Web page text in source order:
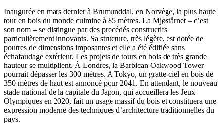
Inaugurée en mars dernier à Brumunddal, en Norvège, la plus haute
tour en bois du monde culmine à 85 mètres. La Mjøstårnet – c’est
son nom – se distingue par des procédés constructifs
particulièrement innovants. Sa structure, très légère, est dotée de
poutres de dimensions imposantes et elle a été édifiée sans
échafaudage extérieur. Les projets de tours en bois de très grande
hauteur se multiplient. À Londres, la Barbican Oakwood Tower
pourrait dépasser les 300 mètres. A Tokyo, un gratte-ciel en bois de
350 mètres de haut est annoncé pour 2041. En attendant, le nouveau
stade national de la capitale du Japon, qui accueillera les Jeux
Olympiques en 2020, fait un usage massif du bois et constituera une
expression moderne des techniques d’architecture traditionnelles du
pays.